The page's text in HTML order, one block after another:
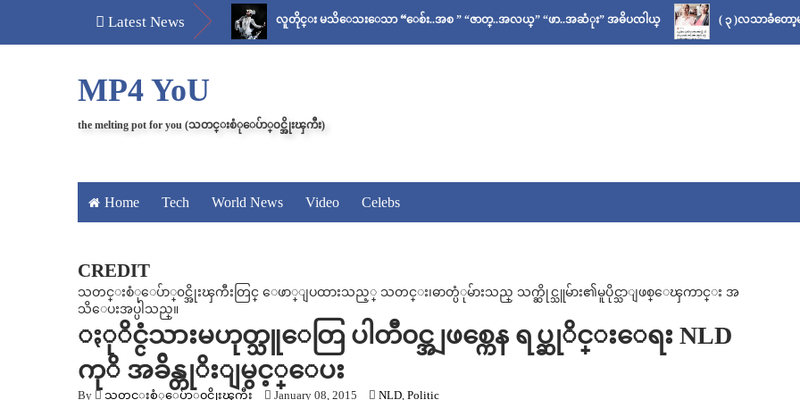
Latest News
မန်ကျည်းချဉ် သိပ်နည်း လူတိုင္း မသိေသးေသာ “ေစ်း..အစ ” “ဇာတ္..အလယ္” “ဖာ..အဆံုး” အဓိပၸါယ္ ( ၃ )လသာခံတော့မယ်လို့ သိ
MP4 YoU
the melting pot for you (သတင္းစံုေပ်ာ္၀င္အိုးၾကီး)
Home Tech World News Video Celebs
CREDIT
သတင္းစံုေပ်ာ္၀င္အိုးၾကီးတြင္ ေဖာ္ျပထားသည့္ သတင္း၊ဓာတ္ပံုမ်ားသည္ သက္ဆိုင္သူမ်ား၏မူပိုင္သာျဖစ္ေၾကာင္း အ
သိေပးအပ္ပါသည္။
ႏုိင္ငံသားမဟုတ္သူေတြ ပါတီ၀င္အျဖစ္ကေန ရပ္ဆုိင္းေရး NLD
ကုိ အခ်ိန္တုိးျမွင့္ေပး
By သတင္းစံုေပ်ာ္၀င္အိုးၾကီး January 08, 2015 NLD, Politic